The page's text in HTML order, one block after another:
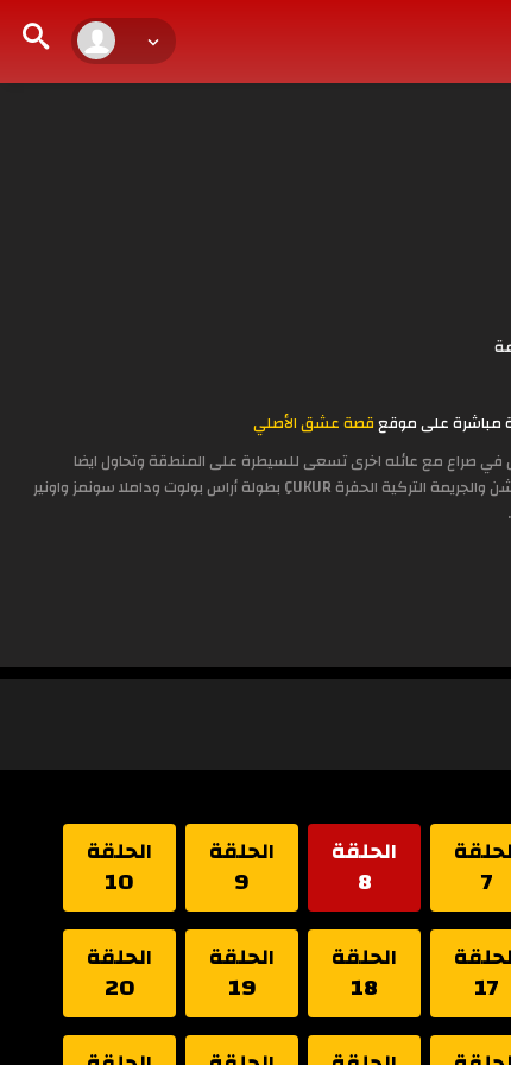
قصة عشق الأصلي
تدخل في صراع مع عائله اخرى تسعى للسيطرة على المنطقة وتحاول ايضا
استعاده ابن العائلة الاصغر ليكون ولي العهد القادم في قيادة العائلة للاستمرار بالسيطرة والحفاظ على مكانتها الاثارة والاكشن والجريمة التركية الحفرة ÇUKUR بطولة أراس بولوت وداملا سونمز واونير
7
الحلقة
8
الحلقة
9
الحلقة
10
17
الحلقة
18
الحلقة
19
الحلقة
20